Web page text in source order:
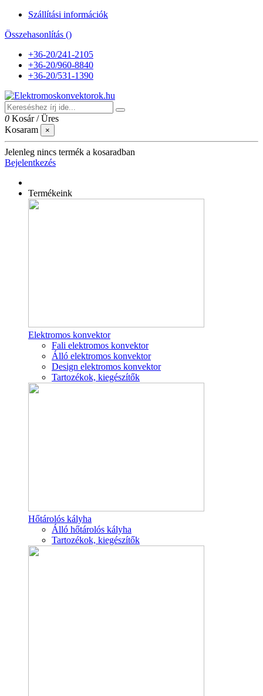
Szállítási információk
Összehasonlítás ()
+36-20/241-2105
+36-20/960-8840
+36-20/531-1390
0 Kosár /Üres
Kosaram
×
Jelenleg nincs termék a kosaradban
Bejelentkezés
Termékeink
Elektromos konvektor
Fali elektromos konvektor
Álló elektromos konvektor
Design elektromos konvektor
Tartozékok, kiegészítők
Hőtárolós kályha
Álló hőtárolós kályha
Tartozékok, kiegészítők